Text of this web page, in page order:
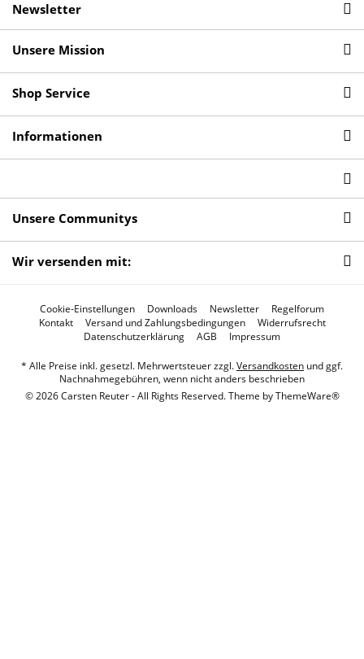
Newsletter
Unsere Mission
Shop Service
Informationen
Unsere Communitys
Wir versenden mit:
Cookie-Einstellungen Downloads Newsletter
Regelforum
Kontakt
Versand und Zahlungsbedingungen
Widerrufsrecht
Datenschutzerklärung
AGB Impressum
* Alle Preise inkl. gesetzl. Mehrwertsteuer zzgl.Versandkosten und ggf.
Nachnahmegebühren, wenn nicht anders beschrieben
© 2026 Carsten Reuter - All Rights Reserved. Theme byThemeWare®